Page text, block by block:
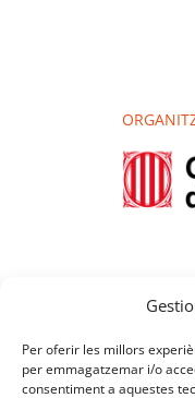
Per oferir les millors
per emmagatzemar i/o
consentiment a aquestes